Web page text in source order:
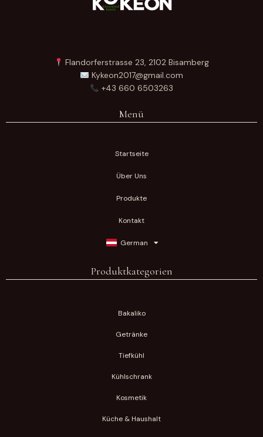
Flandorferstrasse 23, 2102 Bisamberg
Kykeon2017@gmail.com
+43 660 6503263
Menü
Startseite
Über Uns
Produkte
Kontakt
German
Produktkategorien
Bakaliko
Getränke
Tiefkühl
Kühlschrank
Kosmetik
Küche & Haushalt